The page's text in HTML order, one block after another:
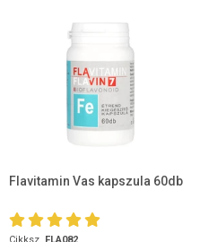
Flavitamin Vas kapszula 60db